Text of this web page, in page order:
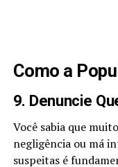
Como a
9. Denuncie
Você sabia que
negligência ou má
suspeitas é